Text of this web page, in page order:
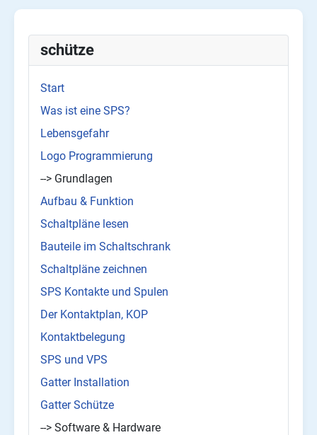
schütze
Start
Was ist eine SPS?
Lebensgefahr
Logo Programmierung
--> Grundlagen
Aufbau & Funktion
Schaltpläne lesen
Bauteile im Schaltschrank
Schaltpläne zeichnen
SPS Kontakte und Spulen
Der Kontaktplan, KOP
Kontaktbelegung
SPS und VPS
Gatter Installation
Gatter Schütze
--> Software & Hardware